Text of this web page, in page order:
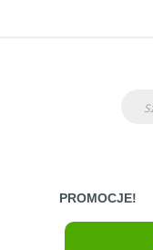
PROMOCJE!